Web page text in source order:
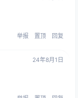
举报 置顶 回复
24年8月1日